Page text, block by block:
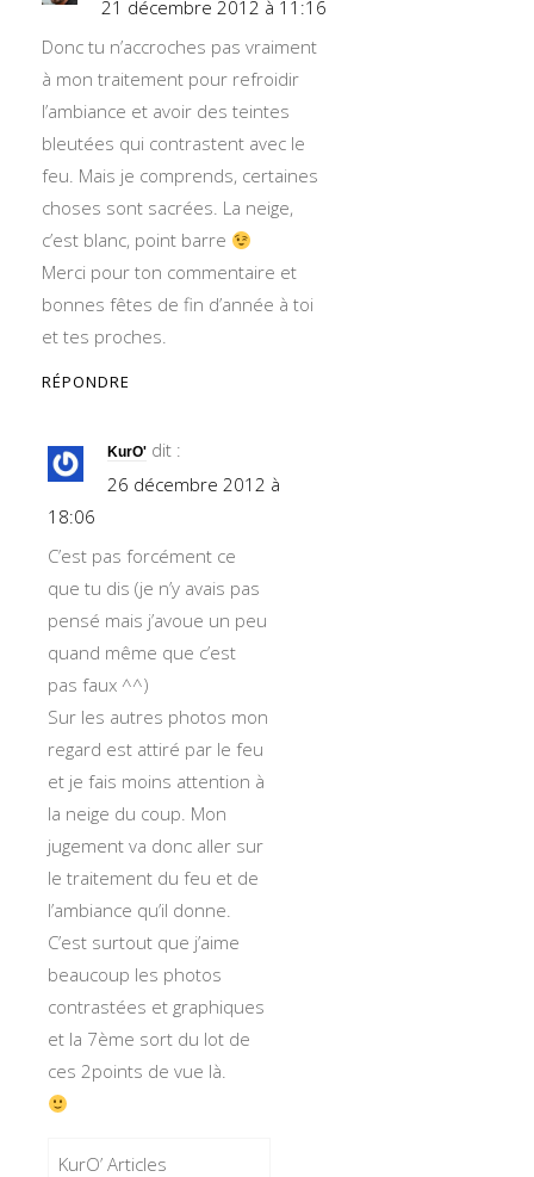
21 décembre 2012 à 11:16
Donc tu n’accroches pas vraiment
à mon traitement pour refroidir
l’ambiance et avoir des teintes
bleutées qui contrastent avec le
feu. Mais je comprends, certaines
choses sont sacrées. La neige,
c’est blanc, point barre
Merci pour ton commentaire et
bonnes fêtes de fin d’année à toi
et tes proches.
RÉPONDRE
KurO' dit :
26 décembre 2012 à
18:06
C’est pas forcément ce
que tu dis (je n’y avais pas
pensé mais j’avoue un peu
quand même que c’est
pas faux ^^)
Sur les autres photos mon
regard est attiré par le feu
et je fais moins attention à
la neige du coup. Mon
jugement va donc aller sur
le traitement du feu et de
l’ambiance qu’il donne.
C’est surtout que j’aime
beaucoup les photos
contrastées et graphiques
et la 7ème sort du lot de
ces 2points de vue là.
KurO’ Articles